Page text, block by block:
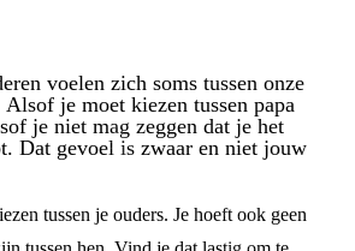
voelen zich soms tussen onze
Alsof je moet kiezen tussen papa
je niet mag zeggen dat je het
Dat gevoel is zwaar en niet jouw
tussen je ouders. Je hoeft ook geen